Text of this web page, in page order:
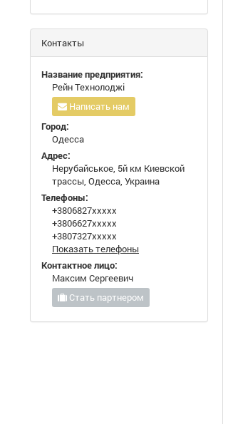
Контакты
Название предприятия:
Рейн Технолоджі
Написать нам
Город:
Одесса
Адрес:
Нерубайськое, 5й км Киевской
трассы, Одесса, Украина
Телефоны:
+3806827xxxxx
+3806627xxxxx
+3807327xxxxx
Показать телефоны
Контактное лицо:
Максим Сергеевич
Стать партнером